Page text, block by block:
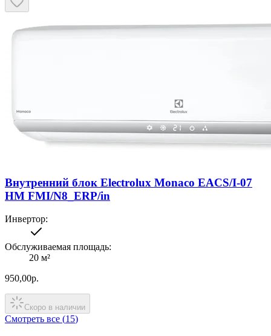
Внутренний блок Electrolux Monaco EACS/I-07
HM FMI/N8_ERP/in
Инвертор:
Обслуживаемая площадь:
20 м²
950,00р.
Скоро в наличии
Смотреть все (15)